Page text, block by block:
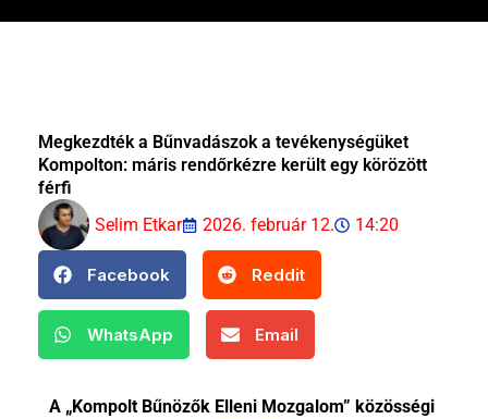
Megkezdték a Bűnvadászok a tevékenységüket
Kompolton: máris rendőrkézre került egy körözött
férfi
Selim Etkar
2026. február 12. 14:20
Facebook Reddit
WhatsApp Email
A „Kompolt Bűnözők Elleni Mozgalom” közösségi